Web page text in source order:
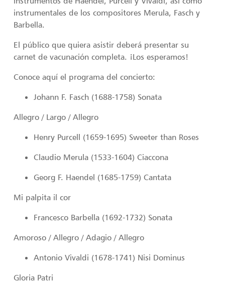
instrumentales de los compositores Merula, Fasch y
Barbella.
El público que quiera asistir deberá presentar su
carnet de vacunación completa. ¡Los esperamos!
Conoce aquí el programa del concierto:
Johann F. Fasch (1688-1758) Sonata
Allegro / Largo / Allegro
Henry Purcell (1659-1695) Sweeter than Roses
Claudio Merula (1533-1604) Ciaccona
Georg F. Haendel (1685-1759) Cantata
Mi palpita il cor
Francesco Barbella (1692-1732) Sonata
Amoroso / Allegro / Adagio / Allegro
Antonio Vivaldi (1678-1741) Nisi Dominus
Gloria Patri